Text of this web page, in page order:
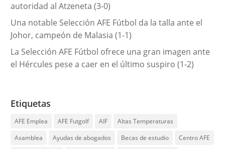
autoridad al Atzeneta (3-0)
Una notable Selección AFE Fútbol da la talla ante el
Johor, campeón de Malasia (1-1)
La Selección AFE Fútbol ofrece una gran imagen ante
el Hércules pese a caer en el último suspiro (1-2)
Etiquetas
AFE Emplea AFE Futgolf AIF
Altas Temperaturas
Asamblea
Ayudas de abogados Becas de estudio
Centro AFE